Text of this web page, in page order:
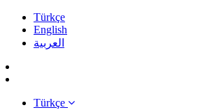
Türkçe
English
العربية
Türkçe